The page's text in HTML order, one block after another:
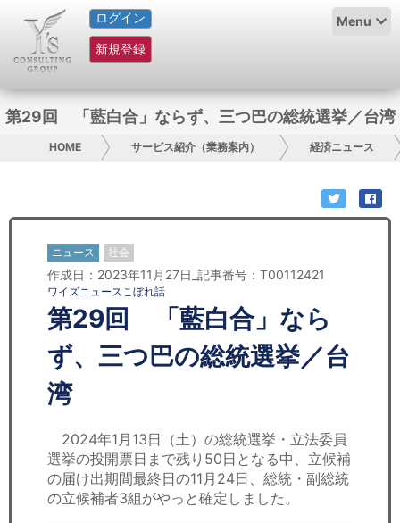
ログイン
新規登録
Menu
HOME
サービス紹介
グループ概要
日本人にPR
コンサルティング
リサーチ
セミナー
経済ニュース
労務顧問
第29回 「藍白合」ならず、三つ巴の総統選挙／台湾
HOME サービス紹介（業務案内） 経済ニュース
ニュース 社会
作成日：2023年11月27日_記事番号：T00112421
ワイズニュースこぼれ話
第29回 「藍白合」なら
ず、三つ巴の総統選挙／台
湾
2024年1月13日（土）の総統選挙・立法委員
選挙の投開票日まで残り50日となる中、立候補
の届け出期間最終日の11月24日、総統・副総統
の立候補者3組がやっと確定しました。